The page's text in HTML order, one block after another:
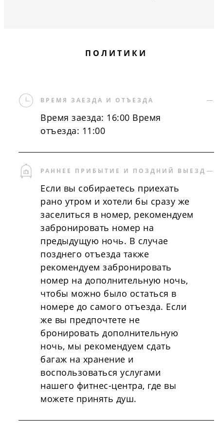
ПОЛИТИКИ
ВРЕМЯ ЗАЕЗДА И ОТЪЕЗДА
Время заезда: 16:00 Время
отъезда: 11:00
РАННЕЕ ПРИБЫТИЕ И ПОЗДНИЙ ВЫЕЗД
Если вы собираетесь приехать
рано утром и хотели бы сразу же
заселиться в номер, рекомендуем
забронировать номер на
предыдущую ночь. В случае
позднего отъезда также
рекомендуем забронировать
номер на дополнительную ночь,
чтобы можно было остаться в
номере до самого отъезда. Если
же вы предпочтете не
бронировать дополнительную
ночь, мы рекомендуем сдать
багаж на хранение и
воспользоваться услугами
нашего фитнес-центра, где вы
можете принять душ.